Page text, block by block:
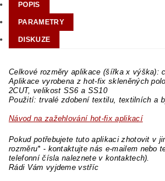
POPIS
PARAMETRY
DISKUZE
Celkové rozměry aplikace (šířka x výška):
Aplikace vyrobena z hot-fix skleněných
2CUT, velikost SS6 a SS10
Použití: trvalé zdobení textilu, textilních a
Návod na zažehlování hot-fix aplikací
Pokud potřebujete tuto aplikaci zhotovit v
rozměru* - kontaktujte nás e-mailem nebo
telefonní čísla naleznete v kontaktech).
Rádi Vám vyjdeme vstříc